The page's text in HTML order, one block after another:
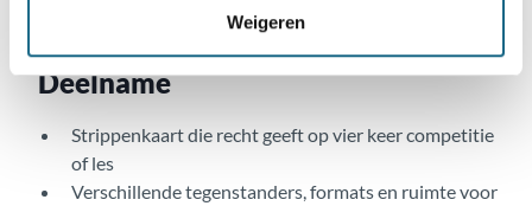
Weigeren
Deelname
Strippenkaart die recht geeft op vier keer competitie
of les
Verschillende tegenstanders, formats en ruimte voor